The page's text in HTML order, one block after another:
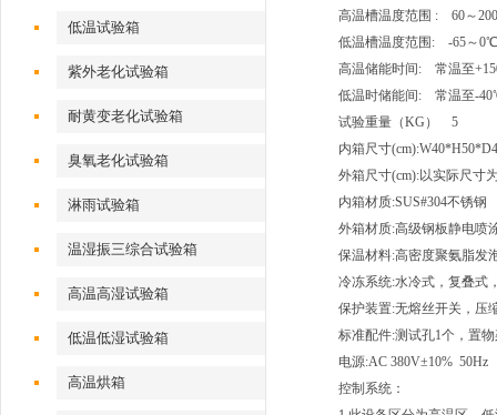
低温试验箱
紫外老化试验箱
耐黄变老化试验箱
臭氧老化试验箱
淋雨试验箱
温湿振三综合试验箱
高温高湿试验箱
低温低湿试验箱
高温烘箱
高温槽温度范围 : 60～
低温槽温度范围: -65～
高温储能时间: 常温至
低温时储能间: 常温至-
试验重量（KG） 5
内箱尺寸
外箱尺寸(cm):以实际尺
内箱材质:SUS#304不锈钢
外箱材质:高级钢板静电喷
保温材料:高密度聚氨脂发
冷冻系统:水冷式，复叠式
保护装置:无熔丝开关，压
标准配件:测试孔1个，置
电源:AC 380V±10%
控制系统：